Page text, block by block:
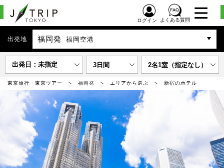
ログイン よくある質問
出発地 福岡発 福岡空港
出発日：未指定 3日間 2名1室（指定なし）
東京旅行・東京ツアー 福岡発 エリアから選ぶ 新宿のホテル